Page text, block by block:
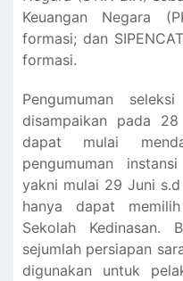
Keuangan Negara
formasi; dan
formasi.
Pengumuman
disampaikan pada
dapat mulai
pengumuman
yakni mulai 29 Juni
hanya dapat
Sekolah Kedinasan.
sejumlah persiapan
digunakan untuk